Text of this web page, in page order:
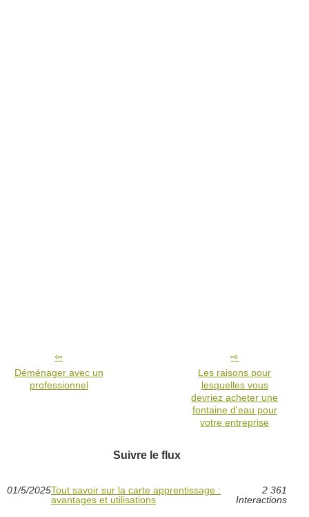
Déménager avec un
professionnel
Les raisons pour
lesquelles vous
devriez acheter une
fontaine d'eau pour
votre entreprise
Suivre le flux
01/5/2025Tout savoir sur la carte apprentissage :
avantages et utilisations
2 361
Interactions